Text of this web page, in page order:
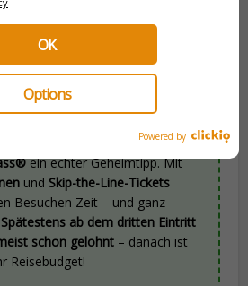
buchen
besuchen möchten, ist der
ein echter Geheimtipp. Mit
und Skip-the-Line-Tickets
Besuchen Zeit – und ganz
Spätestens ab dem dritten Eintritt
schon gelohnt – danach ist
Reisebudget!
Options
OK
Powered by